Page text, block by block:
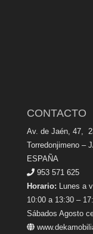
CONTACTO
Av. de Jaén, 47,
Torredonjimeno –
ESPAÑA
953 571 625
Horario: Lunes a
10:00 a 13:30 –
Sábados Agosto